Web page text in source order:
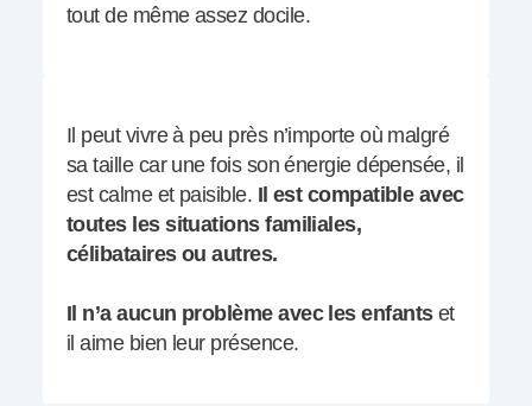
tout de même assez docile.
Il peut vivre à peu près n’importe où malgré
sa taille car une fois son énergie dépensée, il
est calme et paisible. Il est compatible avec
toutes les situations familiales,
célibataires ou autres.
Il n’a aucun problème avec les enfantset
il aime bien leur présence.